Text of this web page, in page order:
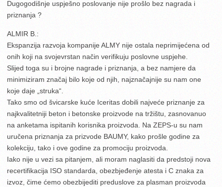
Dugogodišnje uspješno poslovanje nije prošlo bez nagrada i
priznanja ?
ALMIR B.:
Ekspanzija razvoja kompanije ALMY nije ostala neprimijećena od
onih koji na svojevrstan način verifikuju poslovne uspjehe.
Slijed toga su i brojne nagrade i priznanja, a bez namjere da
minimiziram značaj bilo koje od njih, najznačajnije su nam one
koje daje „struka“.
Tako smo od švicarske kuće Iceritas dobili najveće priznanje za
najkvalitetniji beton i betonske proizvode na tržištu, zasnovanuo
na anketama ispitanih korisnika proizvoda. Na ZEPS-u su nam
uručena priznanja za prizvode BAUMY, kako prošle godine za
kolekciju, tako i ove godine za promociju proizvoda.
Iako nije u vezi sa pitanjem, ali moram naglasiti da predstoji nova
recertifikacija ISO standarda, obezbjeđenje atesta i C znaka za
izvoz, čime ćemo obezbijediti preduslove za plasman proizvoda